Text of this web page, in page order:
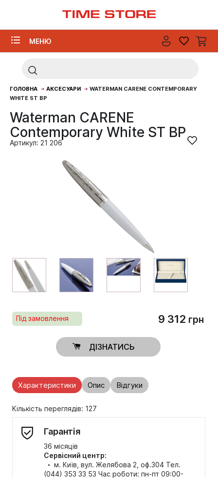
МЕНЮ
ГОЛОВНА АКСЕСУАРИ
WATERMAN CARENE CONTEMPORARY
WHITE ST BP
Waterman CARENE
Contemporary White ST BP
Артикул: 21 206
Під замовлення 9 312 грн
ДІЗНАТИСЬ
Характеристики Опис Відгуки
Кількість переглядів: 127
Гарантія
36 місяців
Сервісний центр:
· м. Київ, вул. Желябова 2, оф.304 Тел.
(044) 353 33 53 Час роботи: пн-пт 09:00-